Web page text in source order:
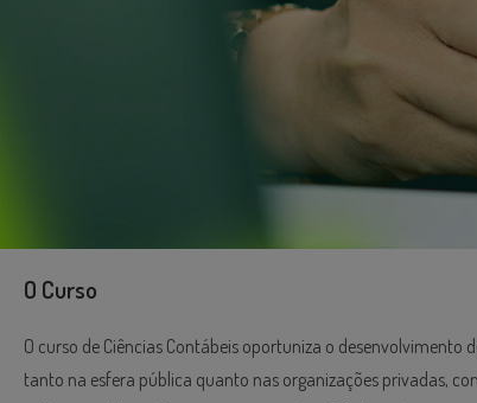
O Curso
O curso de Ciências Contábeis oportuniza o
tanto na esfera pública quanto nas organizações privadas,